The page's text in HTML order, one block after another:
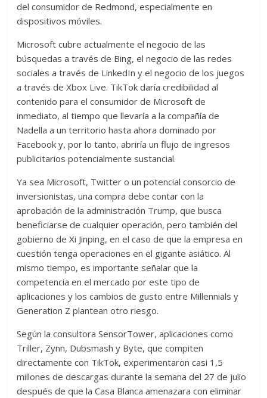
del consumidor de Redmond, especialmente en
dispositivos móviles.
Microsoft cubre actualmente el negocio de las
búsquedas a través de Bing, el negocio de las redes
sociales a través de LinkedIn y el negocio de los juegos
a través de Xbox Live. TikTok daría credibilidad al
contenido para el consumidor de Microsoft de
inmediato, al tiempo que llevaría a la compañía de
Nadella a un territorio hasta ahora dominado por
Facebook y, por lo tanto, abriría un flujo de ingresos
publicitarios potencialmente sustancial.
Ya sea Microsoft, Twitter o un potencial consorcio de
inversionistas, una compra debe contar con la
aprobación de la administración Trump, que busca
beneficiarse de cualquier operación, pero también del
gobierno de Xi Jinping, en el caso de que la empresa en
cuestión tenga operaciones en el gigante asiático. Al
mismo tiempo, es importante señalar que la
competencia en el mercado por este tipo de
aplicaciones y los cambios de gusto entre Millennials y
Generation Z plantean otro riesgo.
Según la consultora SensorTower, aplicaciones como
Triller, Zynn, Dubsmash y Byte, que compiten
directamente con TikTok, experimentaron casi 1,5
millones de descargas durante la semana del 27 de julio
después de que la Casa Blanca amenazara con eliminar